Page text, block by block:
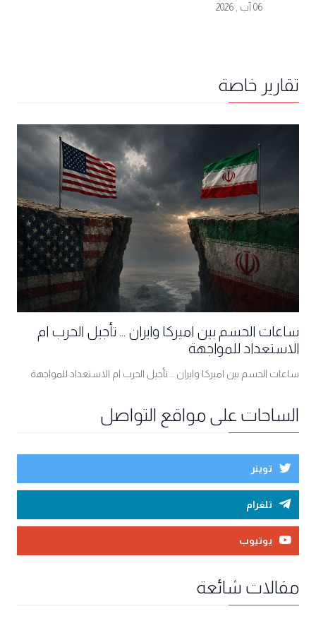
06 آب , 2026
تقارير خاصة
ساعات الحسم بين اميركا وايران ... تأجيل الحرب ام
الاستعداد للمواجهة
ساعات الحسم بين اميركا وايران ... تأجيل الحرب ام الاستعداد للمواجهة
الساحات على مواقع التواصل
توينر
تلغرام
يوتيوب
مقالات شائعة